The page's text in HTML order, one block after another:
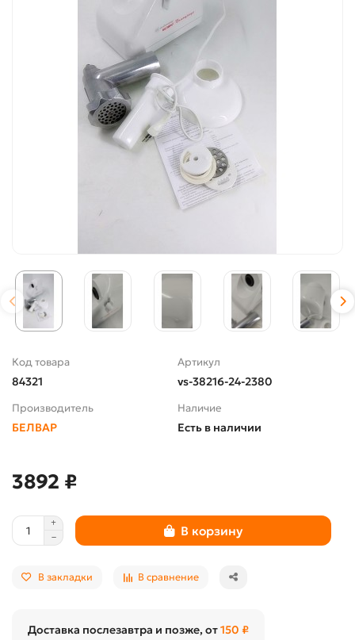
Код товара
84321
Артикул
vs-38216-24-2380
Производитель
БЕЛВАР
Наличие
Есть в наличии
3892 ₽
В корзину
В закладки В сравнение
Доставка послезавтра и позже, от150 ₽